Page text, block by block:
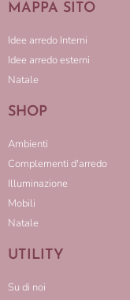
MAPPA SITO
Idee arredo Interni
Idee arredo esterni
Natale
SHOP
Ambienti
Complementi d'arredo
Illuminazione
Mobili
Natale
UTILITY
Su di noi